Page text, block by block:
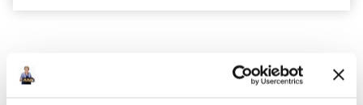
Senaste inlägg